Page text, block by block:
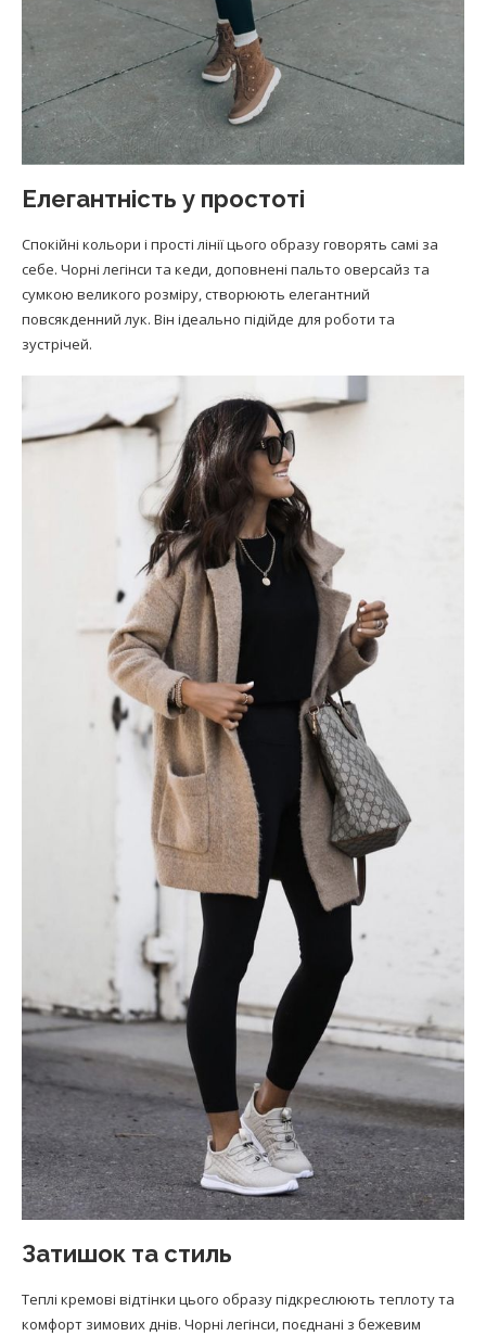
Елегантність у простоті
Спокійні кольори і прості лінії цього образу говорять самі за
себе. Чорні легінси та кеди, доповнені пальто оверсайз та
сумкою великого розміру, створюють елегантний
повсякденний лук. Він ідеально підійде для роботи та
зустрічей.
Затишок та стиль
Теплі кремові відтінки цього образу підкреслюють теплоту та
комфорт зимових днів. Чорні легінси, поєднані з бежевим